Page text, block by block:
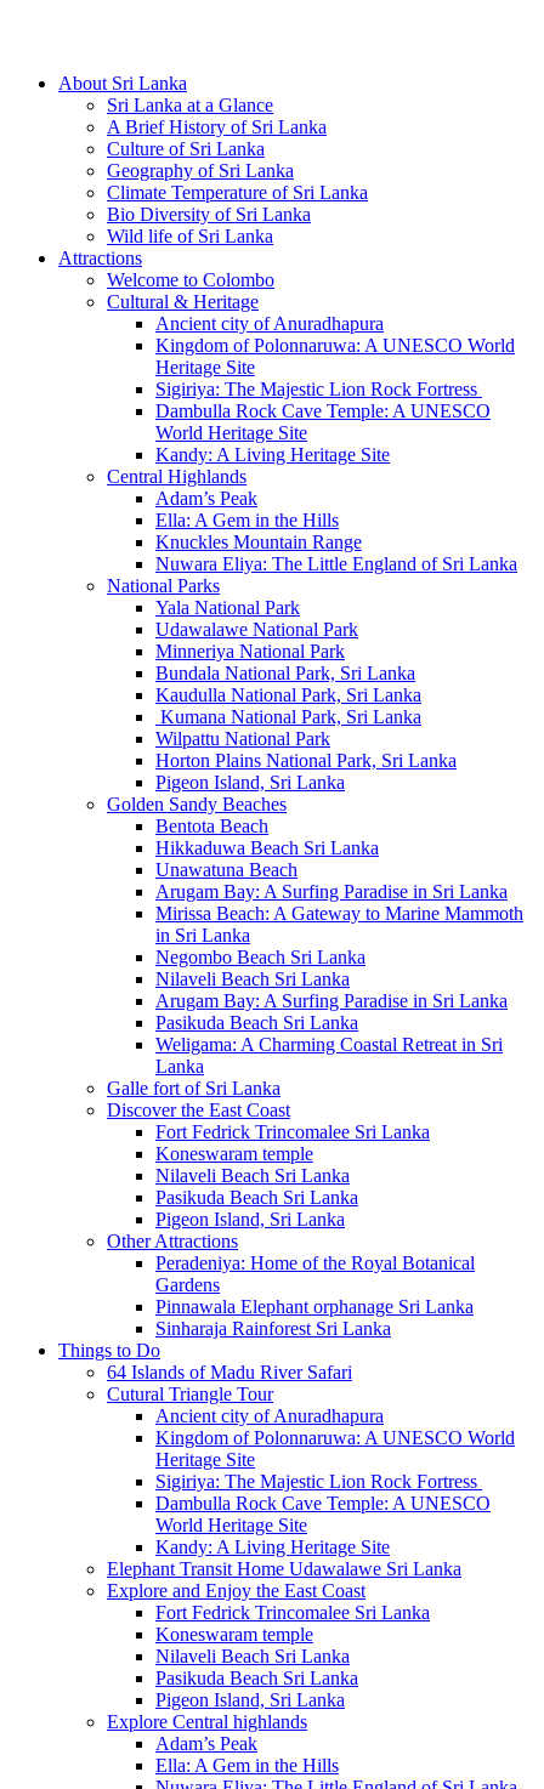
About Sri Lanka
Sri Lanka at a Glance
A Brief History of Sri Lanka
Culture of Sri Lanka
Geography of Sri Lanka
Climate Temperature of Sri Lanka
Bio Diversity of Sri Lanka
Wild life of Sri Lanka
Attractions
Welcome to Colombo
Cultural & Heritage
Ancient city of Anuradhapura
Kingdom of Polonnaruwa: A UNESCO World
Heritage Site
Sigiriya: The Majestic Lion Rock Fortress
Dambulla Rock Cave Temple: A UNESCO
World Heritage Site
Kandy: A Living Heritage Site
Central Highlands
Adam’s Peak
Ella: A Gem in the Hills
Knuckles Mountain Range
Nuwara Eliya: The Little England of Sri Lanka
National Parks
Yala National Park
Udawalawe National Park
Minneriya National Park
Bundala National Park, Sri Lanka
Kaudulla National Park, Sri Lanka
Kumana National Park, Sri Lanka
Wilpattu National Park
Horton Plains National Park, Sri Lanka
Pigeon Island, Sri Lanka
Golden Sandy Beaches
Bentota Beach
Hikkaduwa Beach Sri Lanka
Unawatuna Beach
Arugam Bay: A Surfing Paradise in Sri Lanka
Mirissa Beach: A Gateway to Marine Mammoth
in Sri Lanka
Negombo Beach Sri Lanka
Nilaveli Beach Sri Lanka
Arugam Bay: A Surfing Paradise in Sri Lanka
Pasikuda Beach Sri Lanka
Weligama: A Charming Coastal Retreat in Sri
Lanka
Galle fort of Sri Lanka
Discover the East Coast
Fort Fedrick Trincomalee Sri Lanka
Koneswaram temple
Nilaveli Beach Sri Lanka
Pasikuda Beach Sri Lanka
Pigeon Island, Sri Lanka
Other Attractions
Peradeniya: Home of the Royal Botanical
Gardens
Pinnawala Elephant orphanage Sri Lanka
Sinharaja Rainforest Sri Lanka
Things to Do
64 Islands of Madu River Safari
Cutural Triangle Tour
Ancient city of Anuradhapura
Kingdom of Polonnaruwa: A UNESCO World
Heritage Site
Sigiriya: The Majestic Lion Rock Fortress
Dambulla Rock Cave Temple: A UNESCO
World Heritage Site
Kandy: A Living Heritage Site
Elephant Transit Home Udawalawe Sri Lanka
Explore and Enjoy the East Coast
Fort Fedrick Trincomalee Sri Lanka
Koneswaram temple
Nilaveli Beach Sri Lanka
Pasikuda Beach Sri Lanka
Pigeon Island, Sri Lanka
Explore Central highlands
Adam’s Peak
Ella: A Gem in the Hills